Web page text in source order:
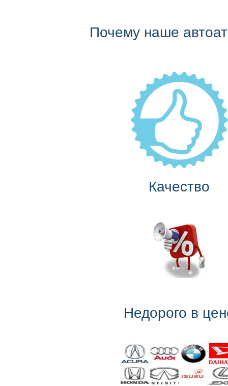
Почему наше
Качество
Недорого в